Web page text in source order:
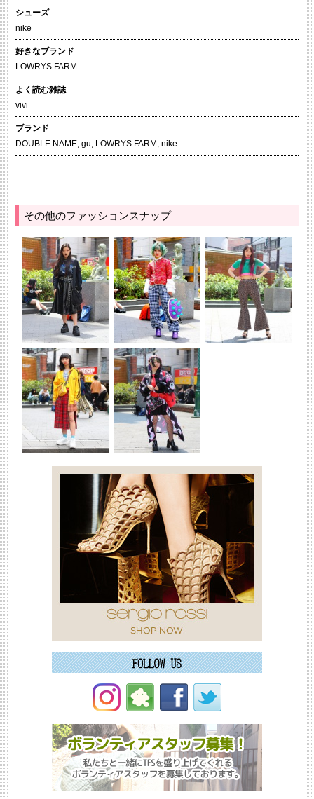
シューズ
nike
好きなブランド
LOWRYS FARM
よく読む雑誌
vivi
ブランド
DOUBLE NAME, gu, LOWRYS FARM , nike
その他のファッションスナップ